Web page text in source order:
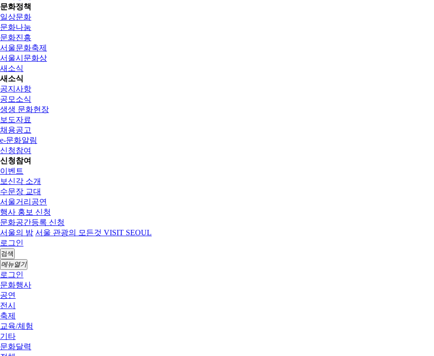
문화정책
일상문화
문화나눔
문화진흥
서울문화축제
서울시문화상
새소식
새소식
공지사항
공모소식
생생 문화현장
보도자료
채용공고
e-문화알림
신청참여
신청참여
이벤트
보신각 소개
수문장 교대
서울거리공연
행사 홍보 신청
문화공간등록 신청
서울의 밤 서울 관광의 모든것 VISIT SEOUL
로그인
검색
메뉴열기
로그인
문화행사
공연
전시
축제
교육/체험
기타
문화달력